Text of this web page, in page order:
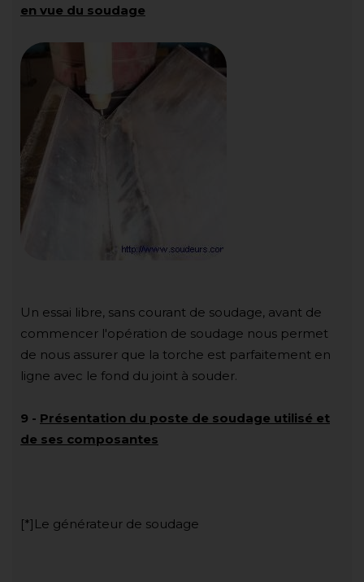
en vue du soudage
Un essai libre, sans courant de soudage, avant de
commencer l'opération de soudage nous permet
de nous assurer que la torche est parfaitement en
ligne avec le fond du joint à souder.
9 - Présentation du poste de soudage utilisé et
de ses composantes
[*]Le générateur de soudage